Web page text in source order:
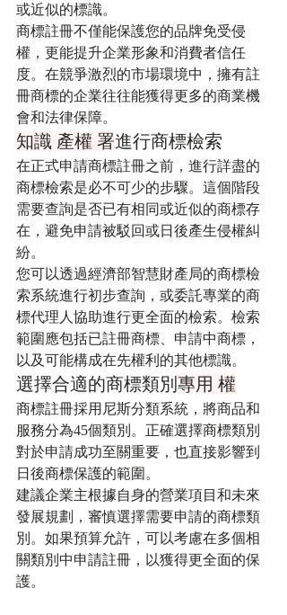
或近似的標識。
商標註冊不僅能保護您的品牌免受侵
權，更能提升企業形象和消費者信任
度。在競爭激烈的市場環境中，擁有註
冊商標的企業往往能獲得更多的商業機
會和法律保障。
知識 產權 署進行商標檢索
在正式申請商標註冊之前，進行詳盡的
商標檢索是必不可少的步驟。這個階段
需要查詢是否已有相同或近似的商標存
在，避免申請被駁回或日後產生侵權糾
紛。
您可以透過經濟部智慧財產局的商標檢
索系統進行初步查詢，或委託專業的商
標代理人協助進行更全面的檢索。檢索
範圍應包括已註冊商標、申請中商標，
以及可能構成在先權利的其他標識。
選擇合適的商標類別專用 權
商標註冊採用尼斯分類系統，將商品和
服務分為45個類別。正確選擇商標類別
對於申請成功至關重要，也直接影響到
日後商標保護的範圍。
建議企業主根據自身的營業項目和未來
發展規劃，審慎選擇需要申請的商標類
別。如果預算允許，可以考慮在多個相
關類別中申請註冊，以獲得更全面的保
護。